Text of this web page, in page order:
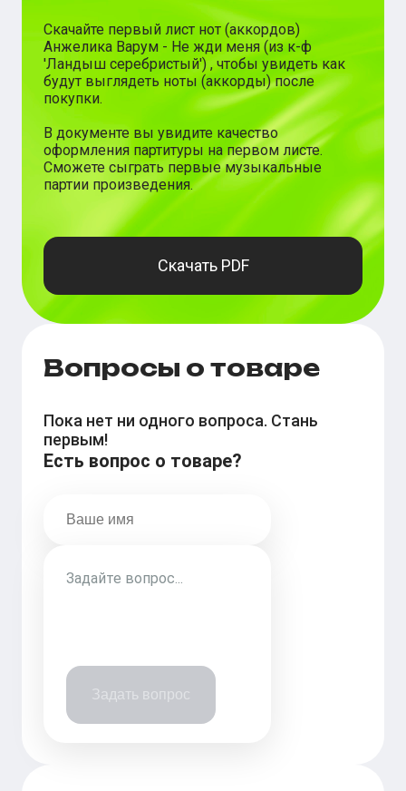
Скачайте первый лист нот (аккордов)
Анжелика Варум - Не жди меня (из к-ф
'Ландыш серебристый') , чтобы увидеть как
будут выглядеть ноты (аккорды) после
покупки.
В документе вы увидите качество
оформления партитуры на первом листе.
Сможете сыграть первые музыкальные
партии произведения.
Скачать PDF
Вопросы о товаре
Пока нет ни одного вопроса. Стань
первым!
Есть вопрос о товаре?
Задать вопрос